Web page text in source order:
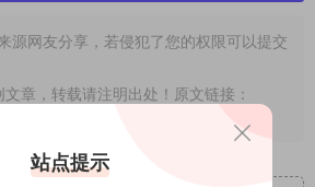
源网友分享，若侵犯了您的权限可以提交
章，转载请注明出处！原文链接：
重要声明
站点提示